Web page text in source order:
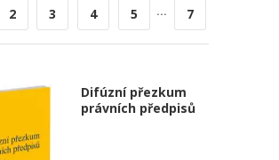
2 3 4 5 ... 7
Difúzní přezkum
právních předpisů